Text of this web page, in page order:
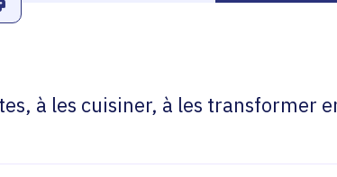
le presse-papier
à les cuisiner, à les transformer